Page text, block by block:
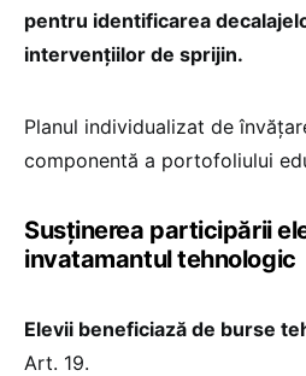
pentru identificarea
intervențiilor de sprijin.
Planul individualizat de
componentă a portofoliului
Susținerea participării
invatamantul tehnologic
Elevii beneficiază de burse
Art. 19.